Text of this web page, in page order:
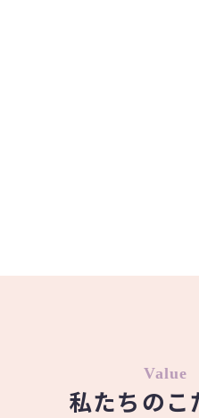
Value
私たちのこ